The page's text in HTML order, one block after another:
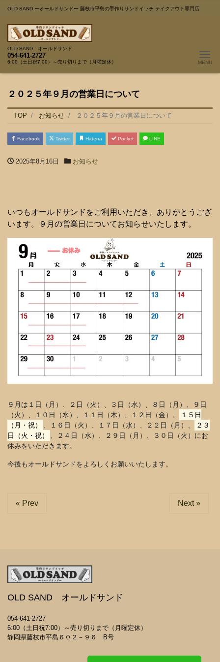
OLD SAND ーオールドサンドー 藤枝市平島の手作りサンドイッチ テイクアウト専門店
OLD SAND オールドサンド
054-641-2727
6:00（土日祝7:00）～売り切りまで（月曜定休）
２０２５年９月の営業日について
TOP お知らせ ２０２５年９月の営業日について
Facebook Twitter Hatena Pocket LINE
2025年8月16日 お知らせ
いつもオールドサンドをご利用いただき、ありがとうござ
います。９月の営業日についてお知らせいたします。
９月は１日（月）、２日（火）、３日（水）、８日（月）、９日
（火）、１０日（水）、１１日（木）、１２日（金）、
１５日
（月・祝）
、１６日（火）、１７日（水）、２２日（月）、
２３
日（火・祝）
、２４日（水）、２９日（月）、３０日（火）にお
休みをいただきます。
今後もオールドサンドをよろしくお願いいたします。
« Prev Next »
OLD SAND オールドサンド
054-641-2727
6:00（土日祝7:00）～売り切りまで（月曜定休）
静岡県藤枝市平島６０２－９６ B号